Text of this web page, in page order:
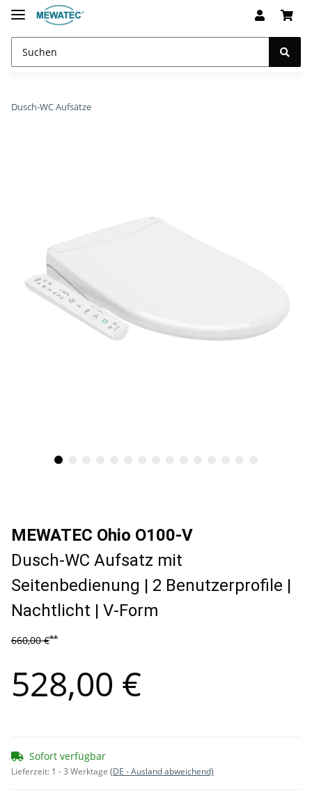
Dusch-WC Aufsätze
MEWATEC Ohio O100-V
Dusch-WC Aufsatz mit
Seitenbedienung | 2 Benutzerprofile |
Nachtlicht | V-Form
660,00 €**
528,00 €
Sofort verfügbar
Lieferzeit: 1 - 3 Werktage (DE - Ausland abweichend)